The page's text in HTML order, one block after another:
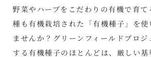
野菜やハーブをこだわりの有機で育て
種も有機栽培された「有機種子」を使
ませんか？グリーンフィールドプロ
する有機種子のほとんどは、厳しい基